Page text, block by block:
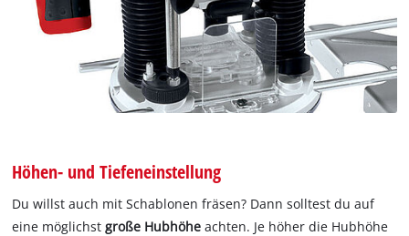
Höhen- und Tiefeneinstellung
Du willst auch mit Schablonen fräsen? Dann solltest du auf
eine möglichstgroße Hubhöhe achten. Je höher die Hubhöhe